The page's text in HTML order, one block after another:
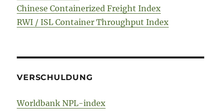
Chinese Containerized Freight Index
RWI / ISL Container Throughput Index
VERSCHULDUNG
Worldbank NPL-index